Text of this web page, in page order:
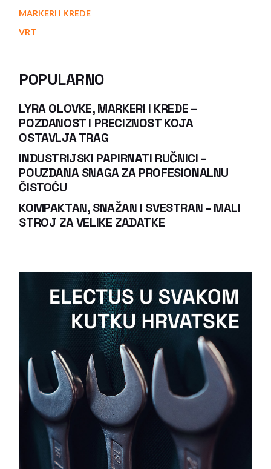
MARKERI I KREDE
VRT
POPULARNO
LYRA OLOVKE, MARKERI I KREDE –
POZDANOST I PRECIZNOST KOJA
OSTAVLJA TRAG
INDUSTRIJSKI PAPIRNATI RUČNICI –
POUZDANA SNAGA ZA PROFESIONALNU
ČISTOĆU
KOMPAKTAN, SNAŽAN I SVESTRAN – MALI
STROJ ZA VELIKE ZADATKE